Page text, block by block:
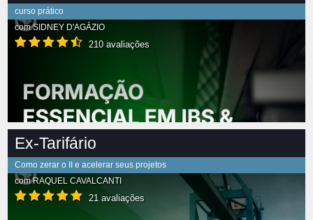
curso prático
comSIDNEY D'AGÁZIO
210 avaliações
Ex-Tarifário
Como zerar o II e acelerar seus projetos
comRAQUEL CAVALCANTI
21 avaliações